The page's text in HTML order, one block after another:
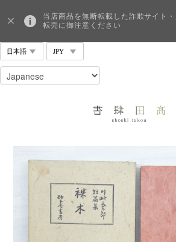
当店商品を無断転載した詐欺サイト
転売に御注意ください